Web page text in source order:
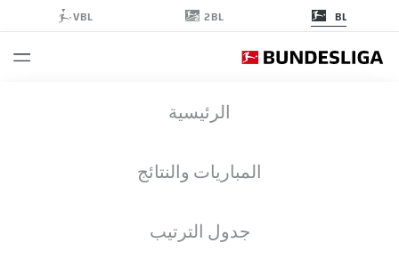
BL
2BL
VBL
الرئيسية
المباريات والنتائج
جدول الترتيب